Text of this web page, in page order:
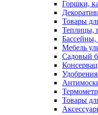
Горшки,
Товары
Теплицы,
Бассейны,
Мебель
Садовый
Товары